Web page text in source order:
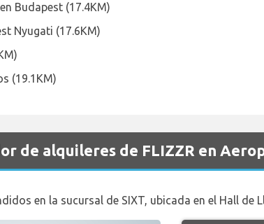
Budapest (17.4KM)
Nyugati (17.6KM)
(19.1KM)
de alquileres de FLIZZR en
en la sucursal de SIXT, ubicada en el Hall de